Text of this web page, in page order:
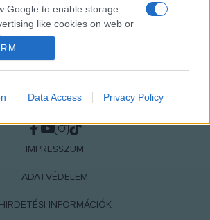
Google to enable storage
like cookies on web or
in apps.
Google to enable storage
in apps.
Google to enable storage
Data Access Privacy Policy
IMPRESSZUM
ADATVÉDELEM
HIRDETÉSI INFORMÁCIÓK